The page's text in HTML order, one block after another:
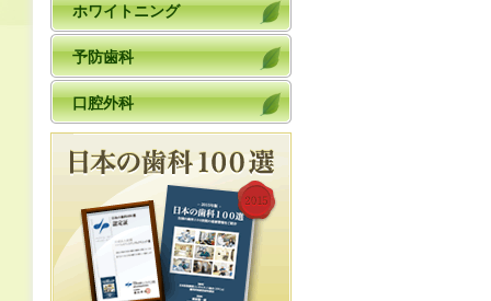
ホワイトニング
予防歯科
口腔外科